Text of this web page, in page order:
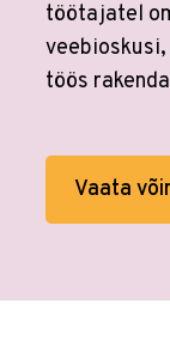
töötajatel
töös
Vaata